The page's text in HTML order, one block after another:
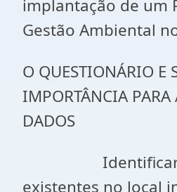
implantação de um
Gestão Ambiental
O QUESTIONÁRIO E
IMPORTÂNCIA PARA
DADOS
Identificar os
existentes no local